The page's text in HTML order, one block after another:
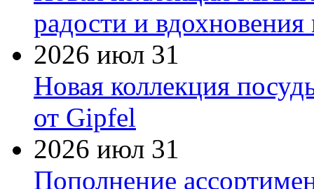
радости и
2026 июл 31
Новая коллекция
от Gipfel
2026 июл 31
Пополнение